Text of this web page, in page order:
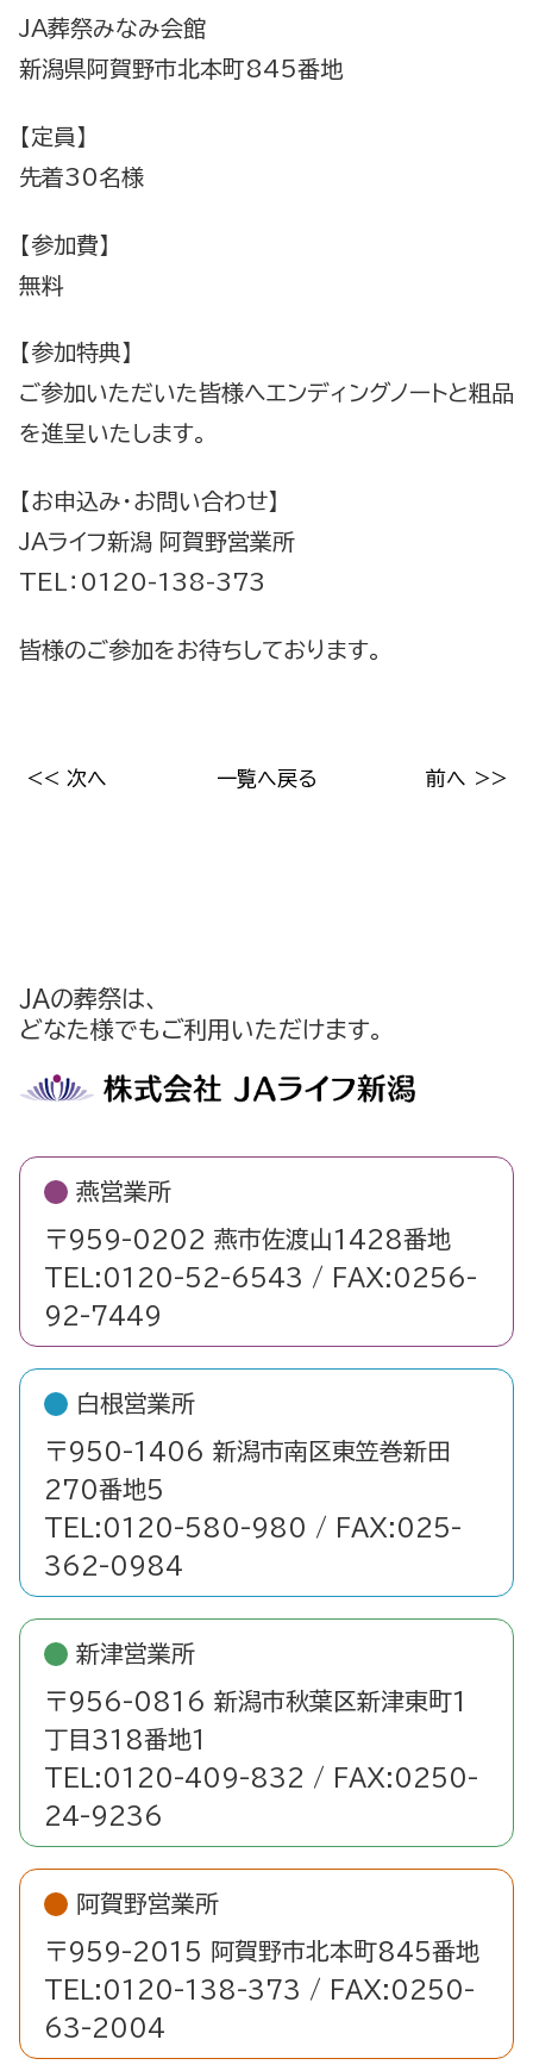
JA葬祭みなみ会館
新潟県阿賀野市北本町845番地
【定員】
先着30名様
【参加費】
無料
【参加特典】
ご参加いただいた皆様へエンディングノートと粗品
を進呈いたします。
【お申込み・お問い合わせ】
JAライフ新潟 阿賀野営業所
TEL：0120-138-373
皆様のご参加をお待ちしております。
<< 次へ 一覧へ戻る 前へ >>
JAの葬祭は、
どなた様でもご利用いただけます。
燕営業所
〒959-0202 燕市佐渡山1428番地
TEL:0120-52-6543 / FAX:0256-
92-7449
白根営業所
〒950-1406 新潟市南区東笠巻新田
270番地5
TEL:0120-580-980 / FAX:025-
362-0984
新津営業所
〒956-0816 新潟市秋葉区新津東町1
丁目318番地1
TEL:0120-409-832 / FAX:0250-
24-9236
阿賀野営業所
〒959-2015 阿賀野市北本町845番地
TEL:0120-138-373 / FAX:0250-
63-2004